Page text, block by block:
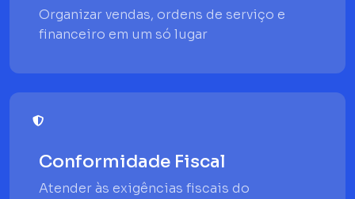
Organizar vendas, ordens de serviço e
financeiro em um só lugar
Conformidade Fiscal
Atender às exigências fiscais do